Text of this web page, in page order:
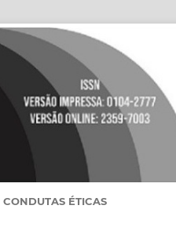
CONDUTAS ÉTICAS